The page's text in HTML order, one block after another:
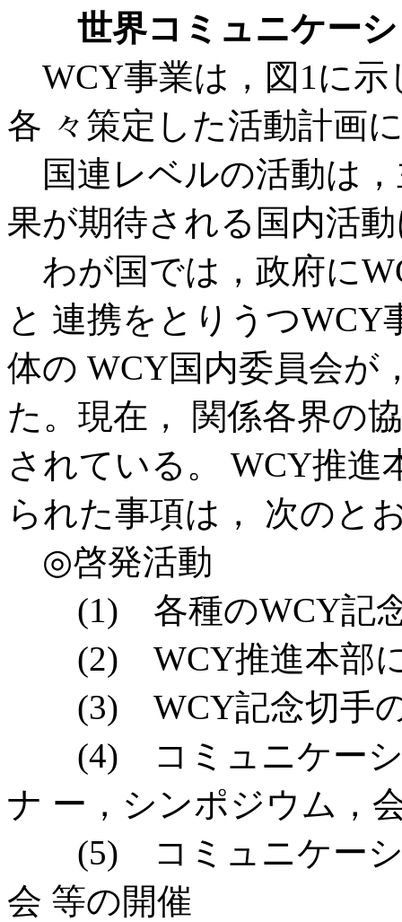
世界コミュニケー
WCY事業は，図1に示
各 々策定した活動計画
国連レベルの活動は
果が期待される国内活
わが国では，政府に
と 連携をとりうつWCY
体の WCY国内委員会が
た。現在， 関係各界の
されている。 WCY推進
られた事項は， 次のと
◎啓発活動
(1) 各種のWCY記念
(2) WCY推進本部に
(3) WCY記念切手
(4) コミュニケーシ
ナ ー，シンポジウム，
(5) コミュニケーシ
会 等の開催